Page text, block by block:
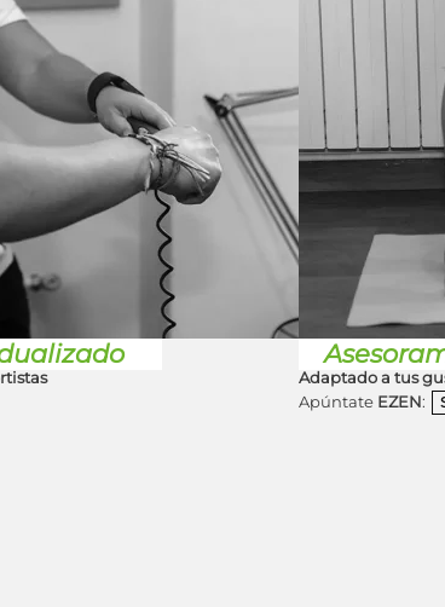
Adaptado a tus
Apúntate EZEN: